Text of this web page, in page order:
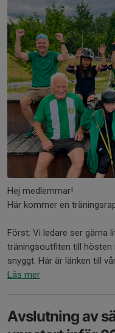
Hej medlemmar!
Här kommer en
Först: Vi ledare ser gärna
träningsoutfiten till hösten
snyggt. Här är länken till
Läs mer
Avslutning av